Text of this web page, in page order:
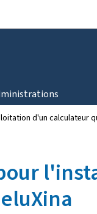
d'un calculateur